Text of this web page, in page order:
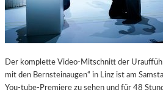
Der komplette Video-Mitschnitt der
mit den Bernsteinaugen“ in Linz ist am
You-tube-Premiere zu sehen und für 48